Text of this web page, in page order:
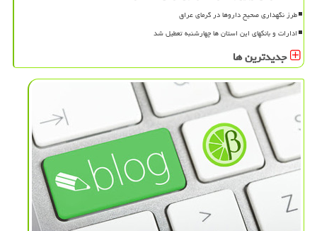
طرز نگهداری صحیح داروها در گرمای عراق
ادارات و بانکهای این استان ها چهارشنبه تعطیل شد
جدیدترین ها